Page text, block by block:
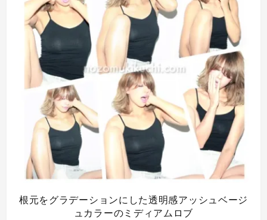
根元をグラデーションにした透明感アッシュベージ
ュカラーのミディアムロブ